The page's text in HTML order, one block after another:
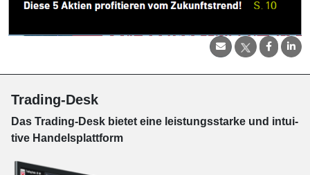
Trading-Desk
Das Trading-Desk bie­tet eine leis­tungs­star­ke und in­tui­
tive Han­dels­platt­form